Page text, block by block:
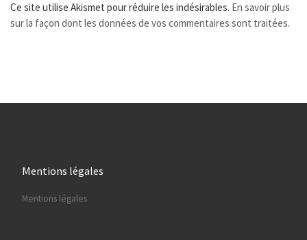
Ce site utilise Akismet pour réduire les indésirables. En savoir plus
sur la façon dont les données de vos commentaires sont traitées.
Mentions légales
Mentions légales